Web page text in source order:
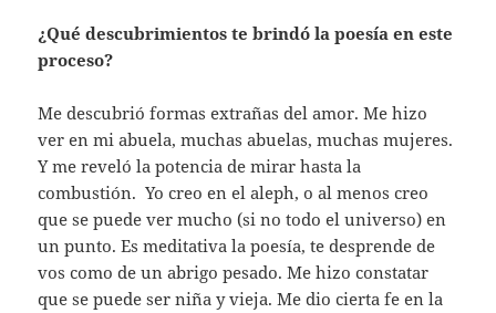
¿Qué descubrimientos te brindó la poesía en este
proceso?
Me descubrió formas extrañas del amor. Me hizo
ver en mi abuela, muchas abuelas, muchas mujeres.
Y me reveló la potencia de mirar hasta la
combustión. Yo creo en el aleph, o al menos creo
que se puede ver mucho (si no todo el universo) en
un punto. Es meditativa la poesía, te desprende de
vos como de un abrigo pesado. Me hizo constatar
que se puede ser niña y vieja. Me dio cierta fe en la